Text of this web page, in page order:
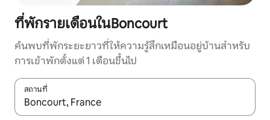
ที่พักรายเดือนในBoncourt
ค้นพบที่พักระยะยาวที่ให้ความรู้สึกเหมือนอยู่บ้านสำหรับ
การเข้าพักตั้งแต่ 1 เดือนขึ้นไป
สถานที่
ใช้ลูกศรขึ้นลง หรือใช้การสัมผัสหรือปัด เพื่อสำรวจผลการค้นหา